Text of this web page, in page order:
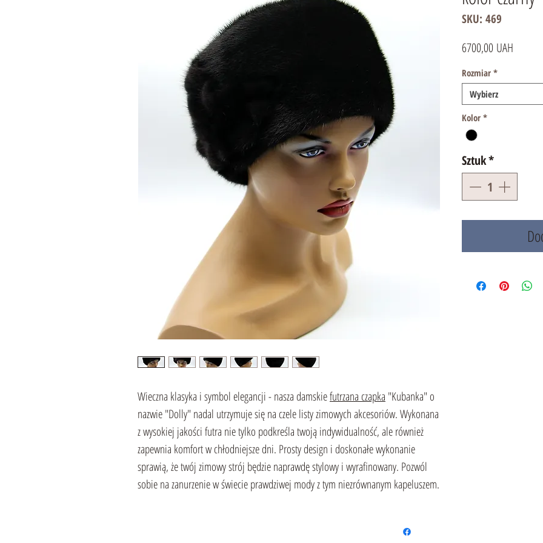
Wieczna klasyka i symbol elegancji - nasza damskiefutrzana czapka "Kubanka" o
nazwie "Dolly" nadal utrzymuje się na czele listy zimowych akcesoriów. Wykonana
z wysokiej jakości futra nie tylko podkreśla twoją indywidualność, ale również
zapewnia komfort w chłodniejsze dni. Prosty design i doskonałe wykonanie
sprawią, że twój zimowy strój będzie naprawdę stylowy i wyrafinowany. Pozwól
sobie na zanurzenie w świecie prawdziwej mody z tym niezrównanym kapeluszem.
SKU: 469
6700,00 UAH
Rozmiar *
Wybierz
Kolor *
Sztuk*